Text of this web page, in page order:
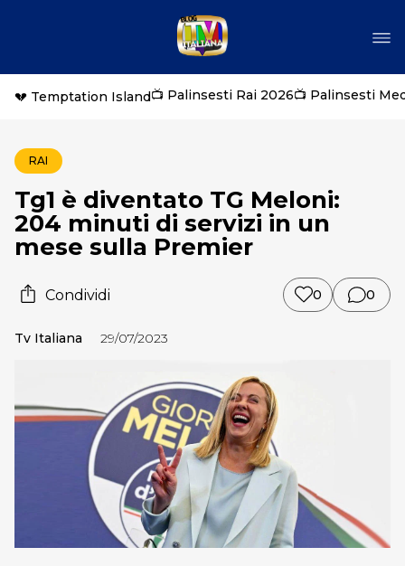
💔 Temptation Island📺 Palinsesti Rai 2026📺 Palinsesti
RAI
Tg1 è diventato TG Meloni:
204 minuti di servizi in un
mese sulla Premier
Condividi 0 0
Tv Italiana 29/07/2023